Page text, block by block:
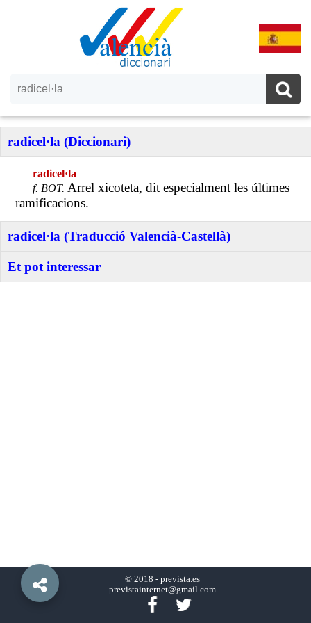
radicel·la (Diccionari)
radicel·la
f. BOT. Arrel xicoteta, dit especialment les últimes
ramificacions.
radicel·la (Traducció Valencià-Castellà)
Et pot interessar
© 2018 - prevista.es
previstainternet@gmail.com